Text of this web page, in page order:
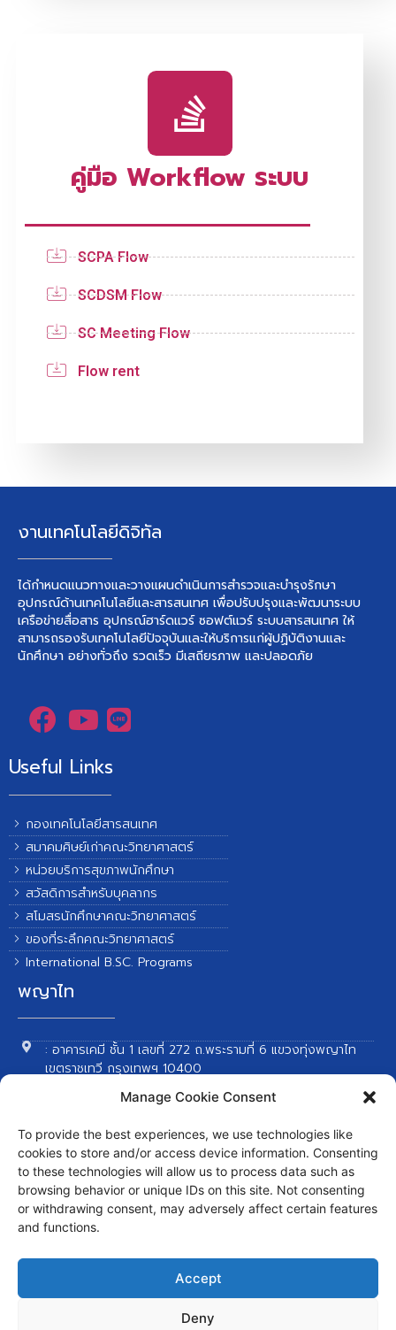
Manage Cookie Consent
To provide the best experiences, we use technologies like
cookies to store and/or access device information. Consenting
to these technologies will allow us to process data such as
browsing behavior or unique IDs on this site. Not consenting
or withdrawing consent, may adversely affect certain features
and functions.
Accept
Deny
คู่มือ Workflow ระบบ
SCPA Flow
SCDSM Flow
SC Meeting Flow
Flow rent
งานเทคโนโลยีดิจิทัล
ได้กำหนดแนวทางและวางแผนดำเนินการสำรวจและบำรุงรักษา
อุปกรณ์ด้านเทคโนโลยีและสารสนเทศ เพื่อปรับปรุงและพัฒนาระบบ
เครือข่ายสื่อสาร อุปกรณ์ฮาร์ดแวร์ ซอฟต์แวร์ ระบบสารสนเทศ ให้
สามารถรองรับเทคโนโลยีปัจจุบันและให้บริการแก่ผู้ปฏิบัติงานและ
นักศึกษา อย่างทั่วถึง รวดเร็ว มีเสถียรภาพ และปลอดภัย
Useful Links
กองเทคโนโลยีสารสนเทศ
สมาคมศิษย์เก่าคณะวิทยาศาสตร์
หน่วยบริการสุขภาพนักศึกษา
สวัสดิการสำหรับบุคลากร
สโมสรนักศึกษาคณะวิทยาศาสตร์
ของที่ระลึกคณะวิทยาศาสตร์
International B.SC. Programs
พญาไท
: อาคารเคมี ชั้น 1 เลขที่ 272 ถ.พระรามที่ 6 แขวงทุ่งพญาไท
เขตราชเทวี กรุงเทพฯ 10400
: จันทร์-ศุกร์ เวลา 8.30 น. -16.30 น.
: 02-201-5115
:supanan.kra@mahidol.ac.th
ศาลายา
ยา อ.พุทธมณฑล จ.นครปฐม 73170
: จันทร์-ศุกร์ เวลา 8.30 น. -16.30 น.